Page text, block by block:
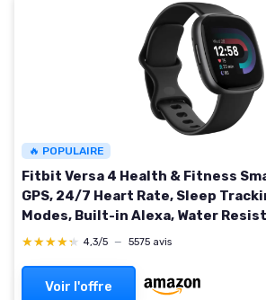
🔥 POPULAIRE
Fitbit Versa 4 Health & Fitness
GPS, 24/7 Heart Rate, Sleep
Modes, Built-in Alexa, Water
Battery Life - Black Black/Graphite
★★★★★
★★★★★ 4,3/5 — 5575 avis
Voir l'offre